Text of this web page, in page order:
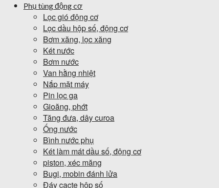
Phụ tùng động cơ
Lọc gió động cơ
Lọc dầu hộp số, động cơ
Bơm xăng, lọc xăng
Két nước
Bơm nước
Van hằng nhiệt
Nắp mặt máy
Pin lọc ga
Gioăng, phớt
Tăng đưa, dây curoa
Ống nước
Bình nước phụ
Két làm mát dầu số, động cơ
piston, xéc măng
Bugi, mobin đánh lửa
Đáy cacte hộp số